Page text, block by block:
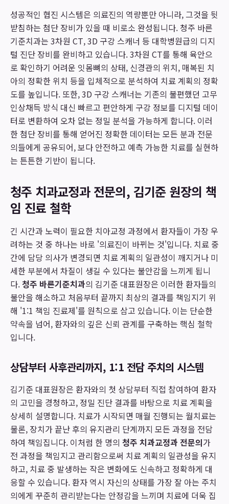
성공적인 협진 시스템은 의료진의 역량뿐만 아니라, 그것을 뒷
받침하는 첨단 장비가 있을 때 비로소 완성됩니다. 청주 바른
기준치과는 3차원 CT, 3D 구강 스캐너 등 대학병원급의 디지
털 진단 장비를 완비하고 있습니다. 3차원 CT를 통해 육안으
로 확인하기 어려운 잇몸뼈의 상태, 신경관의 위치, 매복된 치
아의 정확한 위치 등을 입체적으로 분석하여 치료 계획의 정확
도를 높입니다. 또한, 3D 구강 스캐너는 기존의 불편했던 고무
인상채득 방식 대신 빠르고 편안하게 구강 정보를 디지털 데이
터로 변환하여 오차 없는 정밀 분석을 가능하게 합니다. 이러
한 첨단 장비를 통해 얻어진 정확한 데이터는 모든 분과 전문
의들에게 공유되어, 보다 안전하고 예측 가능한 치료를 실현하
는 튼튼한 기반이 됩니다.
청주 치과교정과 전문의, 김기준 원장의 책
임 진료 철학
긴 시간과 노력이 필요한 치아교정 과정에서 환자들이 가장 우
려하는 것 중 하나는 바로 '의료진이 바뀌는 것'입니다. 치료 중
간에 담당 의사가 변경되면 치료 계획의 일관성이 깨지거나 미
세한 부분에서 차질이 생길 수 있다는 불안감을 느끼게 됩니
다.청주 바른기준치과의 김기준 대표원장은 이러한 환자들의
불안을 해소하고 처음부터 끝까지 최상의 결과를 책임지기 위
해 '1:1 책임 진료제'를 원칙으로 삼고 있습니다. 이는 단순한
약속을 넘어, 환자와의 깊은 신뢰 관계를 구축하는 핵심 철학
입니다.
상담부터 사후관리까지, 1:1 전담 주치의 시스템
김기준 대표원장은 환자와의 첫 상담부터 직접 참여하여 환자
의 고민을 경청하고, 정밀 진단 결과를 바탕으로 치료 계획을
상세히 설명합니다. 치료가 시작되면 매월 진행되는 월치료는
물론, 장치가 끝난 후의 유지관리 단계까지 모든 과정을 전담
하여 책임집니다. 이처럼 한 명의 청주 치과교정과 전문의가
전 과정을 책임지고 관리함으로써 치료 계획의 일관성을 유지
하고, 치료 중 발생하는 작은 변화에도 신속하고 정확하게 대
응할 수 있습니다. 환자 역시 자신의 상태를 가장 잘 아는 주치
의에게 꾸준히 관리받는다는 안정감을 느끼며 치료에 더욱 집